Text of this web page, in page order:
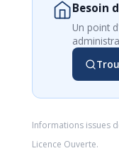
Besoin
Un point
Informations issues
Licence Ouverte.